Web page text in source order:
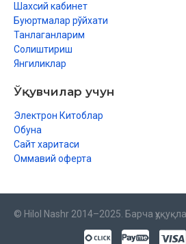
Шахсий кабинет
Буюртмалар рўйхати
Танлаганларим
Солиштириш
Янгиликлар
Ўқувчилар учун
Электрон Китоблар
Обуна
Сайт харитаси
Оммавий оферта
© Hilol Nashr 2014–2025. Барча